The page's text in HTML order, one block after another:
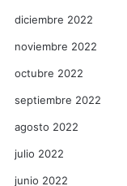
diciembre 2022
noviembre 2022
octubre 2022
septiembre 2022
agosto 2022
julio 2022
junio 2022